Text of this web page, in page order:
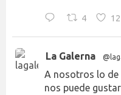
4 12
La Galerna
A nosotros lo de
nos puede